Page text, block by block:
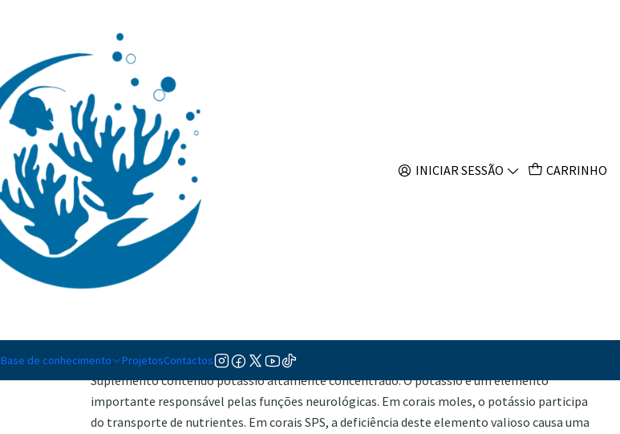
INICIAR SESSÃO CARRINHO
Base de conhecimento ProjetosContactos
Kalium
TAMANHO
Quantidade
Adicionar à lista de favoritos
Suplemento contendo potássio altamente concentrado. O potássio é um elemento
importante responsável pelas funções neurológicas. Em corais moles, o potássio participa
do transporte de nutrientes. Em corais SPS, a deficiência deste elemento valioso causa uma